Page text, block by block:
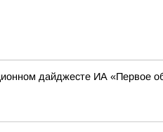
дайджесте ИА «Первое